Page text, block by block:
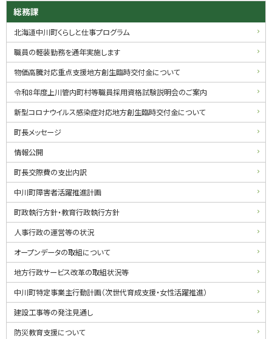
ッ
戻
サ
イ
ド
メ
ニ
ュ
ー
総務課
北海道中川町くらしと仕事プログラム
職員の軽装勤務を通年実施します
物価高騰対応重点支援地方創生臨時交付金について
令和8年度上川管内町村等職員採用資格試験説明会のご案内
新型コロナウイルス感染症対応地方創生臨時交付金について
町長メッセージ
情報公開
町長交際費の支出内訳
中川町障害者活躍推進計画
町政執行方針・教育行政執行方針
人事行政の運営等の状況
オープンデータの取組について
地方行政サービス改革の取組状況等
中川町特定事業主行動計画（次世代育成支援・女性活躍推進）
建設工事等の発注見通し
防災教育支援について